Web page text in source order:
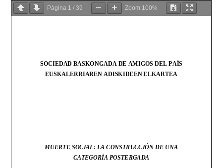
Página 1 /39 Zoom 100%